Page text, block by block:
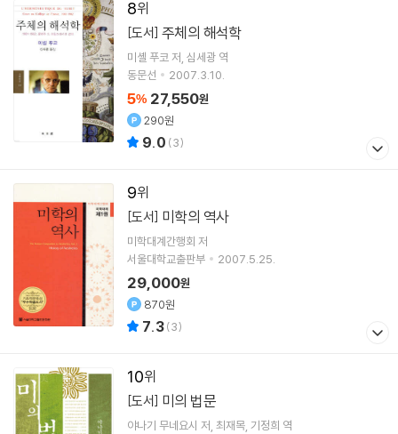
8
[도서] 주체의 해석학
미셸 푸코 저 심세광 역
동문선
2007.3.10.
5% 27,550원
290원
9.0 (3)
9
[도서] 미학의 역사
미학대계간행회 저
서울대학교출판부
2007.5.25.
29,000원
870원
7.3(3)
10
[도서] 미의 법문
야나기 무네요시 저 최재목 기정희 역